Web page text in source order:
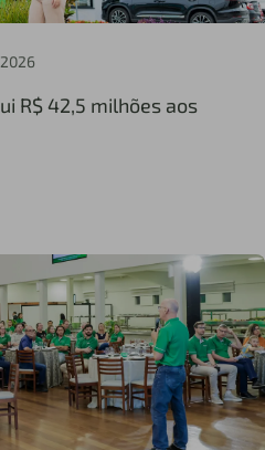
R$ 42,5 milhões aos